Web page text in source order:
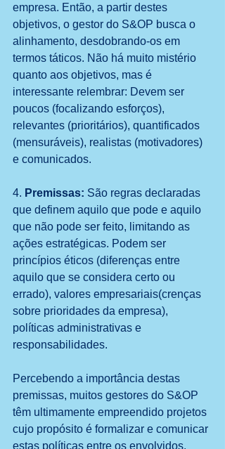
empresa. Então, a partir destes
objetivos, o gestor do S&OP busca o
alinhamento, desdobrando-os em
termos táticos. Não há muito mistério
quanto aos objetivos, mas é
interessante relembrar: Devem ser
poucos (focalizando esforços),
relevantes (prioritários), quantificados
(mensuráveis), realistas (motivadores)
e comunicados.
4. Premissas: São regras declaradas
que definem aquilo que pode e aquilo
que não pode ser feito, limitando as
ações estratégicas. Podem ser
princípios éticos (diferenças entre
aquilo que se considera certo ou
errado), valores empresariais(crenças
sobre prioridades da empresa),
políticas administrativas e
responsabilidades.
Percebendo a importância destas
premissas, muitos gestores do S&OP
têm ultimamente empreendido projetos
cujo propósito é formalizar e comunicar
estas políticas entre os envolvidos.